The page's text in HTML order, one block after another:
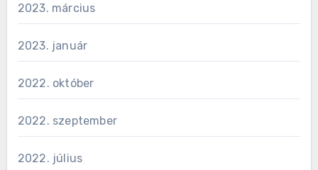
2023. március
2023. január
2022. október
2022. szeptember
2022. július